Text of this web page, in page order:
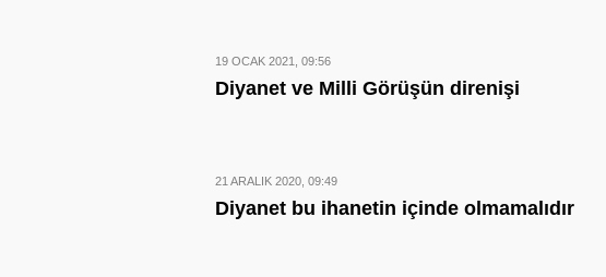
19 OCAK 2021, 09:56
Diyanet ve Milli Görüşün direnişi
21 ARALIK 2020, 09:49
Diyanet bu ihanetin içinde olmamalıdır